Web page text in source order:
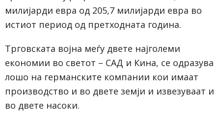
милијарди евра од 205,7 милијарди евра во
истиот период од претходната година.
Трговската војна меѓу двете најголеми
економии во светот – САД и Кина, се одразува
лошо на германските компании кои имаат
производство и во двете земји и извезуваат и
во двете насоки.